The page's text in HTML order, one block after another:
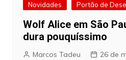
Novidades Portão de
Wolf Alice em São
dura pouquíssimo
Marcos Tadeu 26 de